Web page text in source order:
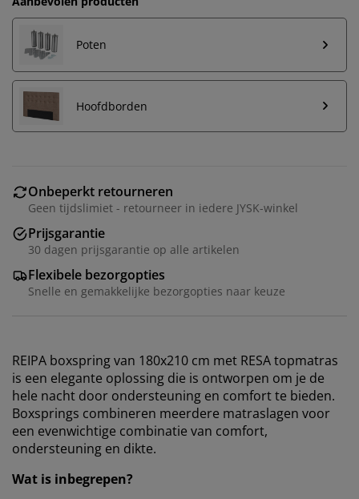
Poten
Hoofdborden
Onbeperkt retourneren
Geen tijdslimiet - retourneer in iedere JYSK-winkel
Prijsgarantie
30 dagen prijsgarantie op alle artikelen
Flexibele bezorgopties
Snelle en gemakkelijke bezorgopties naar keuze
REIPA boxspring van 180x210 cm met RESA topmatras
is een elegante oplossing die is ontworpen om je de
hele nacht door ondersteuning en comfort te bieden.
Boxsprings combineren meerdere matraslagen voor
een evenwichtige combinatie van comfort,
ondersteuning en dikte.
Wat is inbegrepen?